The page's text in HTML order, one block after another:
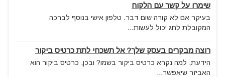
שימרו על קשר עם הלקוח
בעיקר אם לא קורה שום דבר. טלפון אישי בנוסף לברכה
המקובלת לחג יכול לעשות...
רוצה מבקרים בעסק שלך? אל תשכחי לתת כרטיס ביקור
הידעת, למה נקרא כרטיס ביקור בשמו? ובכן, כרטיס ביקור הוא
האביזר שיאפשר...